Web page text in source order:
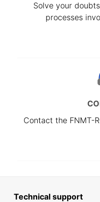
Solve your
processes
Contact the FNMT-
Technical support